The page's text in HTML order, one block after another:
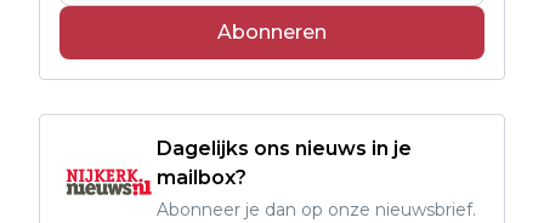
Abonneren
Dagelijks ons nieuws in je
mailbox?
Abonneer je dan op onze nieuwsbrief.